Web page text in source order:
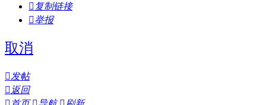
 复制链接
举报
取消
发帖
 返回